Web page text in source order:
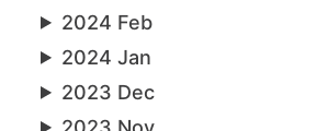
2024 Feb
2024 Jan
2023 Dec